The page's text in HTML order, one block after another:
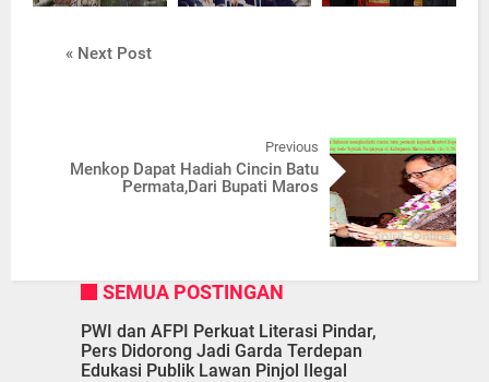
« Next Post
Previous
Menkop Dapat Hadiah Cincin Batu
Permata,Dari Bupati Maros
SEMUA POSTINGAN
PWI dan AFPI Perkuat Literasi Pindar,
Pers Didorong Jadi Garda Terdepan
Edukasi Publik Lawan Pinjol Ilegal